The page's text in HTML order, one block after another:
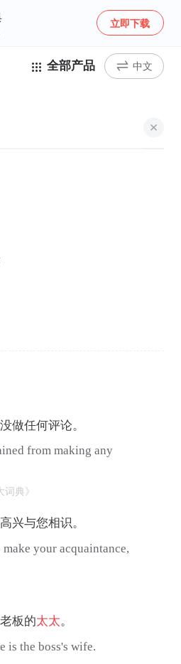
立即下载
全部产品 中文
做任何评论。
from making any
典》
兴与您相识。
your acquaintance,
板的太太。
is the boss's wife.